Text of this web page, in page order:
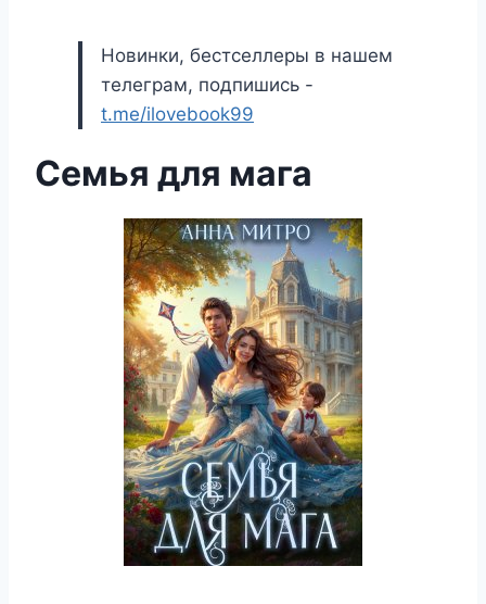
Новинки, бестселлеры в нашем
телеграм, подпишись -
t.me/ilovebook99
Семья для мага